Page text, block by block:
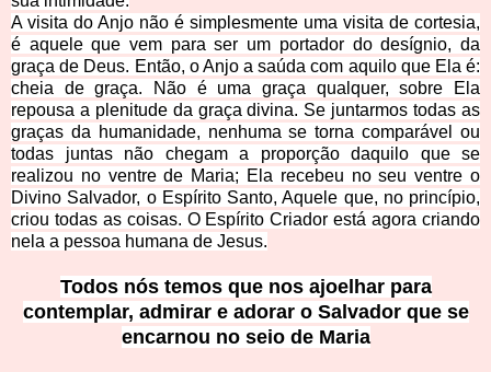
A visita do Anjo não é simplesmente uma visita de cortesia,
é aquele que vem para ser um portador do desígnio, da
graça de Deus. Então, o Anjo a saúda com aquilo que Ela é:
cheia de graça. Não é uma graça qualquer, sobre Ela
repousa a plenitude da graça divina. Se juntarmos todas as
graças da humanidade, nenhuma se torna comparável ou
todas juntas não chegam a proporção daquilo que se
realizou no ventre de Maria; Ela recebeu no seu ventre o
Divino Salvador, o Espírito Santo, Aquele que, no princípio,
criou todas as coisas. O Espírito Criador está agora criando
nela a pessoa humana de Jesus.
Todos nós temos que nos ajoelhar para
contemplar, admirar e adorar o Salvador que se
encarnou no seio de Maria